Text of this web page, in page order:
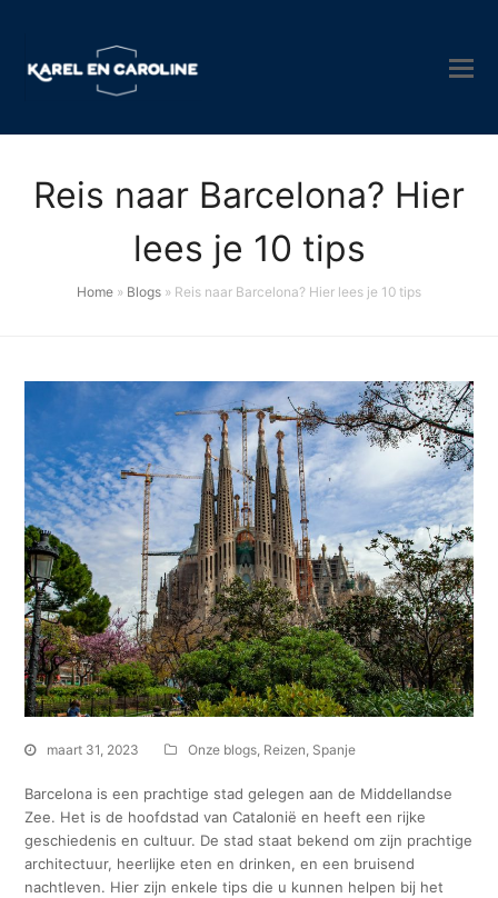
Reis naar Barcelona? Hier
lees je 10 tips
Home » Blogs » Reis naar Barcelona? Hier lees je 10 tips
maart 31, 2023 Onze blogs, Reizen, Spanje
Barcelona is een prachtige stad gelegen aan de Middellandse
Zee. Het is de hoofdstad van Catalonië en heeft een rijke
geschiedenis en cultuur. De stad staat bekend om zijn prachtige
architectuur, heerlijke eten en drinken, en een bruisend
nachtleven. Hier zijn enkele tips die u kunnen helpen bij het